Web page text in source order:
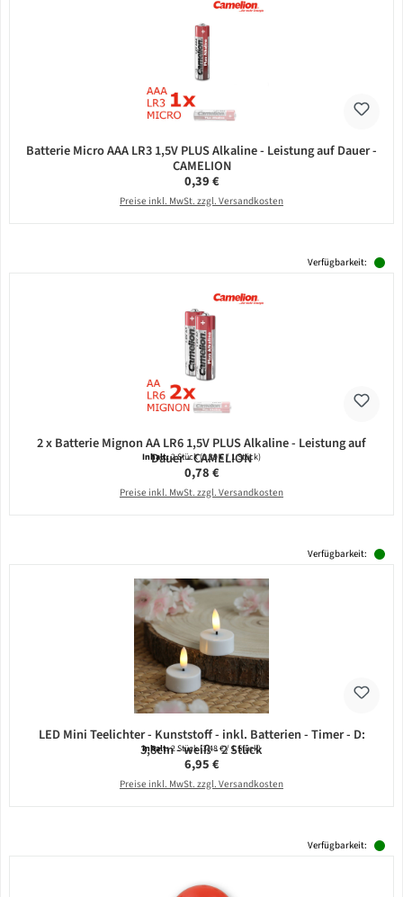
Batterie Micro AAA LR3 1,5V PLUS Alkaline - Leistung auf Dauer -
CAMELION
Regulärer Preis:
0,39 €
Preise inkl. MwSt. zzgl. Versandkosten
Verfügbarkeit:
2 x Batterie Mignon AA LR6 1,5V PLUS Alkaline - Leistung auf
Dauer - CAMELION
Inhalt:2 Stück(0,39 € / 1 Stück)
Regulärer Preis:
0,78 €
Preise inkl. MwSt. zzgl. Versandkosten
Verfügbarkeit:
LED Mini Teelichter - Kunststoff - inkl. Batterien - Timer - D:
3,8cm - weiß - 2 Stück
Inhalt:2 Stück(3,48 € / 1 Stück)
Regulärer Preis:
6,95 €
Preise inkl. MwSt. zzgl. Versandkosten
Verfügbarkeit: